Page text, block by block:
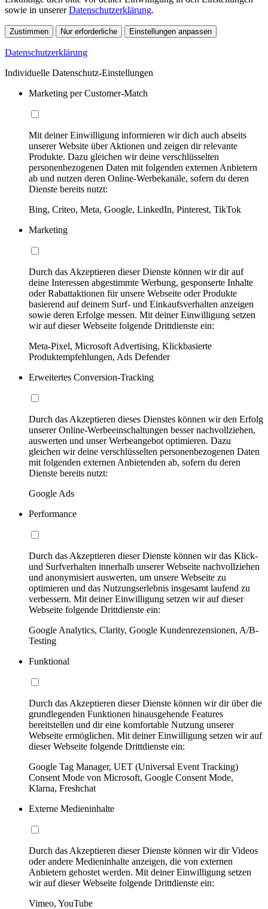
sowie in unsererDatenschutzerklärung.
Zustimmen Nur erforderliche Einstellungen anpassen
Datenschutzerklärung
Individuelle Datenschutz-Einstellungen
Marketing per Customer-Match
Mit deiner Einwilligung informieren wir dich auch abseits
unserer Website über Aktionen und zeigen dir relevante
Produkte. Dazu gleichen wir deine verschlüsselten
personenbezogenen Daten mit folgenden externen Anbietern
ab und nutzen deren Online-Werbekanäle, sofern du deren
Dienste bereits nutzt:
Bing, Criteo, Meta, Google, LinkedIn, Pinterest, TikTok
Marketing
Durch das Akzeptieren dieser Dienste können wir dir auf
deine Interessen abgestimmte Werbung, gesponserte Inhalte
oder Rabattaktionen für unsere Webseite oder Produkte
basierend auf deinem Surf- und Einkaufsverhalten anzeigen
sowie deren Erfolge messen. Mit deiner Einwilligung setzen
wir auf dieser Webseite folgende Drittdienste ein:
Meta-Pixel, Microsoft Advertising, Klickbasierte
Produktempfehlungen, Ads Defender
Erweitertes Conversion-Tracking
Durch das Akzeptieren dieses Dienstes können wir den Erfolg
unserer Online-Werbeeinschaltungen besser nachvollziehen,
auswerten und unser Werbeangebot optimieren. Dazu
gleichen wir deine verschlüsselten personenbezogenen Daten
mit folgenden externen Anbietenden ab, sofern du deren
Dienste bereits nutzt:
Google Ads
Performance
Durch das Akzeptieren dieser Dienste können wir das Klick-
und Surfverhalten innerhalb unserer Webseite nachvollziehen
und anonymisiert auswerten, um unsere Webseite zu
optimieren und das Nutzungserlebnis insgesamt laufend zu
verbessern. Mit deiner Einwilligung setzen wir auf dieser
Webseite folgende Drittdienste ein:
Google Analytics, Clarity, Google Kundenrezensionen, A/B-
Testing
Funktional
Durch das Akzeptieren dieser Dienste können wir dir über die
grundlegenden Funktionen hinausgehende Features
bereitstellen und dir eine komfortable Nutzung unserer
Webseite ermöglichen. Mit deiner Einwilligung setzen wir auf
dieser Webseite folgende Drittdienste ein:
Google Tag Manager, UET (Universal Event Tracking)
Consent Mode von Microsoft, Google Consent Mode,
Klarna, Freshchat
Externe Medieninhalte
Durch das Akzeptieren dieser Dienste können wir dir Videos
oder andere Medieninhalte anzeigen, die von externen
Anbietern gehostet werden. Mit deiner Einwilligung setzen
wir auf dieser Webseite folgende Drittdienste ein:
Vimeo, YouTube